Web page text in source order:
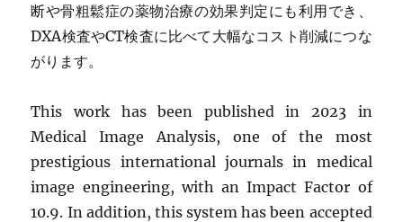
断や骨粗鬆症の薬物治療の効果判定にも利用でき、
DXA検査やCT検査に比べて大幅なコスト削減につな
がります。
This work has been published in 2023 in
Medical Image Analysis, one of the most
prestigious international journals in medical
image engineering, with an Impact Factor of
10.9. In addition, this system has been accepted